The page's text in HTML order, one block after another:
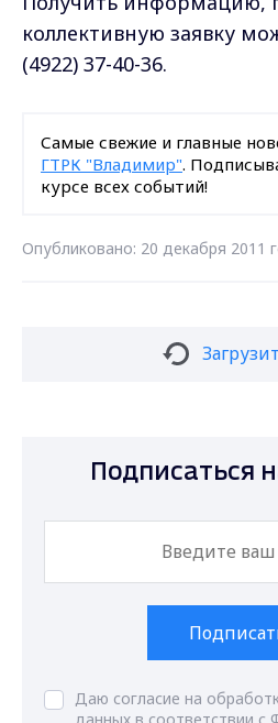
коллективную заявку
(4922) 37-40-36.
Самые свежие и главные
ГТРК "Владимир".
курсе всех событий!
Опубликовано: 20 декабря 2011
Подписаться
Даю согласие на
данных в соответствии с